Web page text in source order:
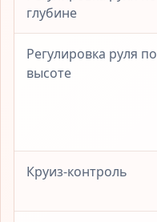
глубине
Регулировка руля по
высоте
Круиз-контроль